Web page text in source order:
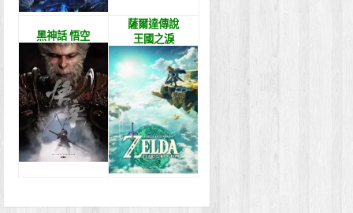
黑神話 悟空
薩爾達傳說
王國之淚